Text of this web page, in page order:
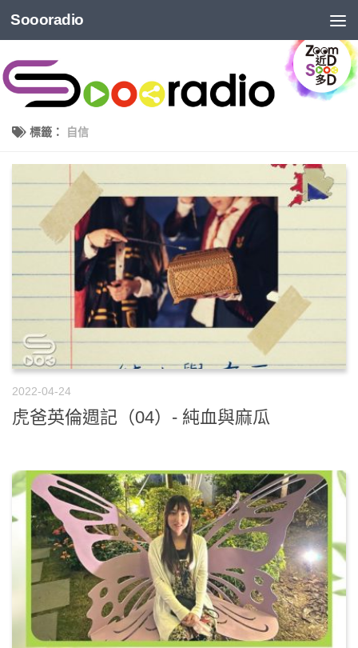
Soooradio
標籤： 自信
2022-04-24
虎爸英倫週記（04）- 純血與麻瓜